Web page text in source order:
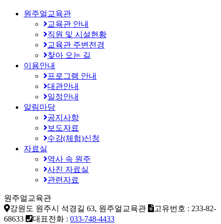
원주얼교육관
교육관 안내
직원 및 시설현황
교육관 주변전경
찾아 오는 길
이용안내
프로그램 안내
대관안내
일정안내
알림마당
공지사항
보도자료
수강(체험)신청
자료실
역사 속 원주
사진 자료실
관련자료
원주얼교육관
강원도 원주시 석경길 63, 원주얼교육관
고유번호 : 233-82-
68633
대표전화 : 033-748-4433